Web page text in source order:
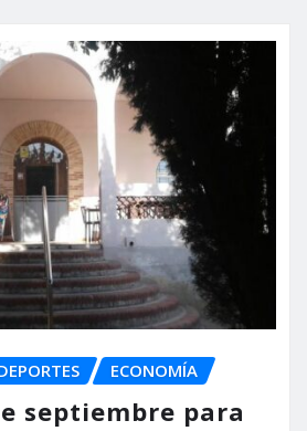
ECONOMÍA
septiembre para